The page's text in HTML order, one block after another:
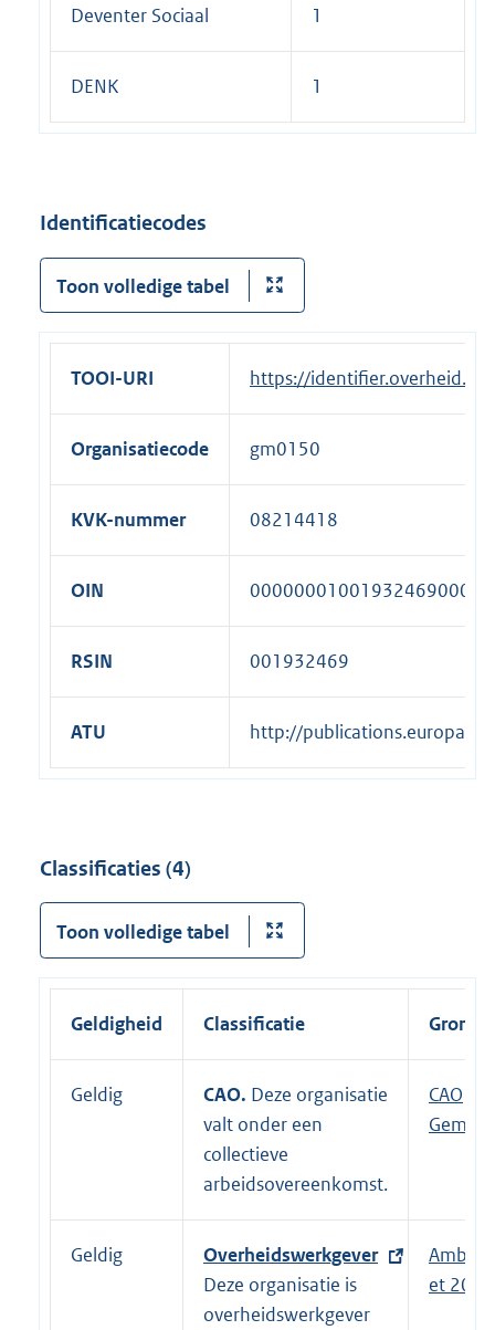
Deventer Sociaal 1
DENK 1
Identificatiecodes
Toon volledige tabel
TOOI-URI https://
Organisatiecode gm0150
KVK-nummer 08214418
OIN 00000001001932469000
RSIN 001932469
ATU http://
Classificaties (4)
Toon volledige tabel
Geldigheid Classificatie
Geldig CAO. Deze organisatie
valt onder een
collectieve
arbeidsovereenkomst.
E
x
r
n
CAO
Geldig
E
x
t
Overheidswerkgever
Deze organisatie is
overheidswerkgever
et 2017